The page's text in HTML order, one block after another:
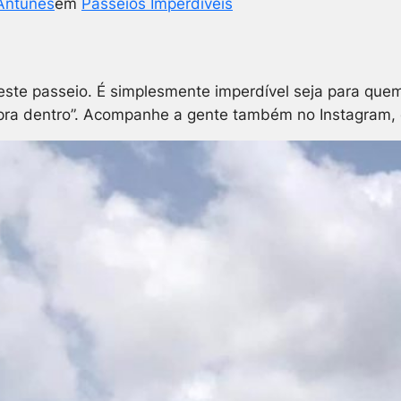
em Passeios Imperdíveis
passeio. É simplesmente imperdível seja para
dentro”. Acompanhe a gente também no